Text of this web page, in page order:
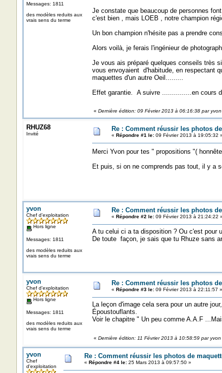
Messages: 1811
des modèles reduits aux
vrais sens du terme
Je constate que beaucoup de personnes
c'est bien , mais LOEB , notre champion
Un bon champion n'hésite pas a prendre
Alors voilà, je ferais l'ingénieur de
Je vous ais préparé quelques conseils très
vous envoyaient d'habitude, en respectant
maquettes d'un autre Oeil.........
Effet garantie. A suivre ...............en cours
« Dernière édition: 09 Février 2013 à 06:16:38 par yvon
RHUZ68
Invité
Re : Comment réussir les photos
« Répondre #1 le:09 Février 2013 à 19:05:32
Merci Yvon pour tes " propositions "(
Et puis, si on ne comprends pas tout, il y a
yvon
Chef d'exploitation
Hors ligne
Messages: 1811
des modèles reduits aux
vrais sens du terme
Re : Comment réussir les photos
« Répondre #2 le:09 Février 2013 à 21:24:22
A tu celui ci a ta disposition ? Ou c'est pour
De toute façon, je sais que tu Rhuze sans
yvon
Chef d'exploitation
Hors ligne
Messages: 1811
des modèles reduits aux
vrais sens du terme
Re : Comment réussir les photos
« Répondre #3 le:09 Février 2013 à 22:11:57 »
La leçon d'image cela sera pour un autre
Époustouflants.
Voir le chapitre " Un peu comme A.A.F
« Dernière édition: 11 Février 2013 à 10:58:59 par yvon
yvon
Chef
d'exploitation
Re : Comment réussir les photos de
« Répondre #4 le:25 Mars 2013 à 09:57:50 »